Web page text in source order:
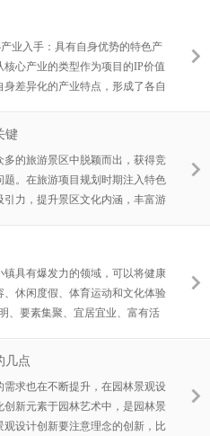
业入手：具有自身优势的特色产
心产业的类型作为项目的IP价值
差异化的产业特点，形成了各自
键
的旅游景区中脱颖而出，获得竞
。在旅游项目规划时期注入特色
力，提升景区文化内涵，丰富游
具有爆发力的领域，可以将健康
休闲度假、体育运动和文化体验
、要素集聚、宜居宜业、富有活
康养小镇具体有什么特征呢？
几点
求也在不断提升，在园林景观设
新元素于园林艺术中，是园林景
设计创新要注意理念的创新，比